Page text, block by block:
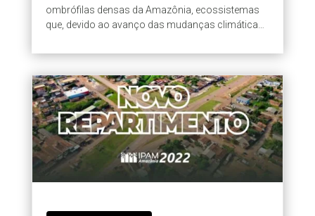
ombrófilas densas da Amazônia, ecossistemas
que, devido ao avanço das mudanças climáticas